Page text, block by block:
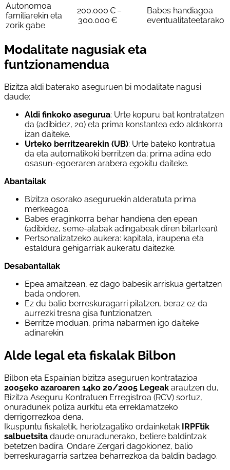
Autonomoa
familiarekin eta
zorik gabe
200.000 € –
300.000 €
Babes handiagoa
eventualitateetarako
Modalitate nagusiak eta
funtzionamendua
Bizitza aldi baterako aseguruen bi modalitate nagusi
daude:
Aldi finkoko asegurua: Urte kopuru bat kontratatzen
da (adibidez, 20) eta prima konstantea edo aldakorra
izan daiteke.
Urteko berritzearekin (UB): Urte bateko kontratua
da eta automatikoki berritzen da; prima adina edo
osasun-egoeraren arabera egokitu daiteke.
Abantailak
Bizitza osorako aseguruekin alderatuta prima
merkeagoa.
Babes eraginkorra behar handiena den epean
(adibidez, seme-alabak adingabeak diren bitartean).
Pertsonalizatzeko aukera: kapitala, iraupena eta
estaldura gehigarriak aukeratu daitezke.
Desabantailak
Epea amaitzean, ez dago babesik arriskua gertatzen
bada ondoren.
Ez du balio berreskuragarri pilatzen, beraz ez da
aurrezki tresna gisa funtzionatzen.
Berritze moduan, prima nabarmen igo daiteke
adinarekin.
Alde legal eta fiskalak Bilbon
Bilbon eta Espainian bizitza aseguruen kontratazioa
2005eko azaroaren 14ko 20/2005 Legeak arautzen du,
Bizitza Aseguru Kontratuen Erregistroa (RCV) sortuz,
onuradunek poliza aurkitu eta erreklamatzeko
derrigorrezkoa dena.
Ikuspuntu fiskaletik, heriotzagatiko ordainketak IRPFtik
salbuetsita daude onuradunerako, betiere baldintzak
betetzen badira. Ondare Zergari dagokionez, balio
berreskuragarria sartzea beharrezkoa da baldin badago.